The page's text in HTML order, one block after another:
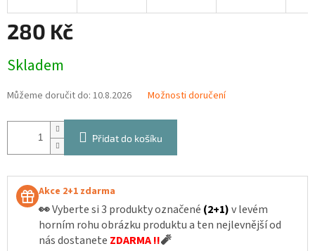
280 Kč
cena:
Skladem
Můžeme doručit do: 10.8.2026 Možnosti doručení
Přidat do košíku
Akce 2+1 zdarma
👀Vyberte si 3 produkty označené (2+1)v levém
horním rohu obrázku produktu a ten nejlevnější od
nás dostanete ZDARMA !!🧨